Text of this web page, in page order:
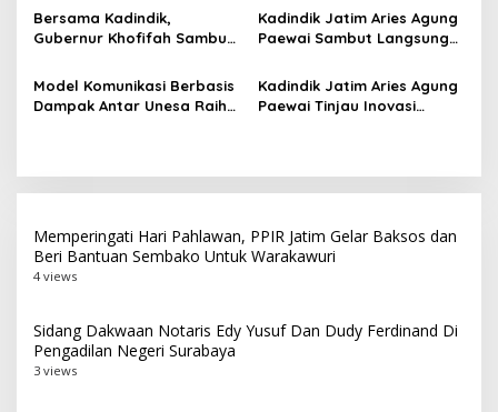
Juara Umum LKS Nasional
ATS Lolos Verifikasi dan
Siap Belajar
Bersama Kadindik,
Gubernur Khofifah Sambut
Umum LKS Dikmen Nasional
2026 di Grahadi
Kadindik Jatim Aries Agung
Paewai Sambut Langsung
Dikmen Nasional 2026 di
Pasar Turi
Model Komunikasi Berbasis
Dampak Antar Unesa Raih
Kadindik Jatim Aries Agung
Paewai Tinjau Inovasi
Memperingati Hari Pahlawan, PPIR Jatim Gelar Baksos dan
Beri Bantuan Sembako Untuk Warakawuri
4 views
Sidang Dakwaan Notaris Edy Yusuf Dan Dudy Ferdinand Di
Pengadilan Negeri Surabaya
3 views